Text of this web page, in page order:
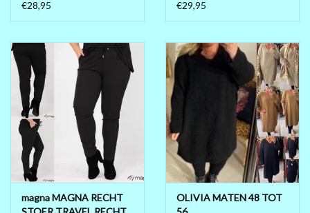
€28,95
56/58
€29,95
magna MAGNA RECHT
OLIVIA MATEN 48 TOT